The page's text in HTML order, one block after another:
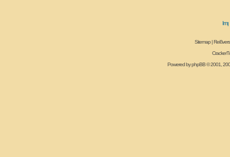
Sitemap|
Powered byphpBB© 2001,